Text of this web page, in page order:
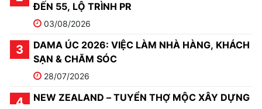
ĐẾN 55, LỘ TRÌNH PR
03/08/2026
DAMA ÚC 2026: VIỆC LÀM NHÀ HÀNG, KHÁCH
SẠN & CHĂM SÓC
28/07/2026
NEW ZEALAND – TUYỂN THỢ MỘC XÂY DỰNG